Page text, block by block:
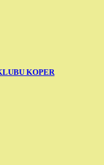
KOPER